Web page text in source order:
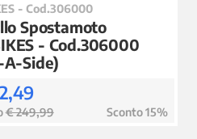
- Cod.306000
Spostamoto
- Cod.306000
Side)
€ 249,99 Sconto 15%